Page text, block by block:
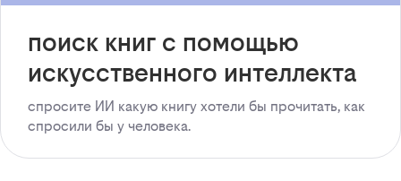
поиск книг с помощью
искусственного интеллекта
спросите ИИ какую книгу хотели бы прочитать, как
спросили бы у человека.